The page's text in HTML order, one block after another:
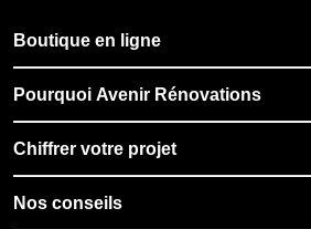
Boutique en ligne
Pourquoi Avenir Rénovations
Chiffrer votre projet
Nos conseils